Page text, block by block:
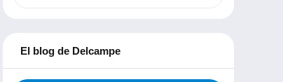
El blog de Delcampe